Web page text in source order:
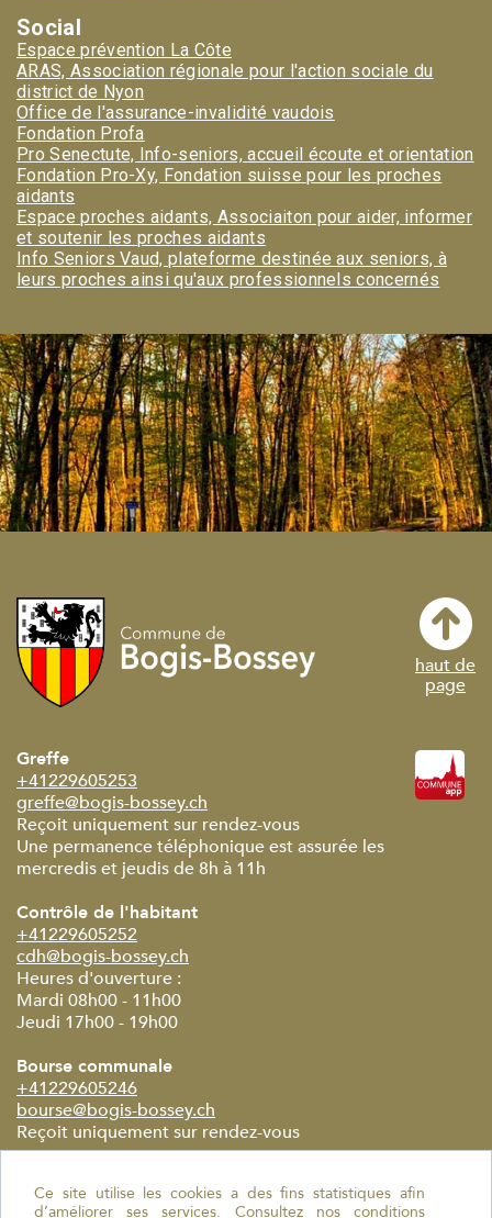
Social
Espace prévention La Côte
ARAS, Association régionale pour l'action sociale du
district de Nyon
Office de l'assurance-invalidité vaudois
Fondation Profa
Pro Senectute, Info-seniors, accueil écoute et orientation
Fondation Pro-Xy, Fondation suisse pour les proches
aidants
Espace proches aidants, Associaiton pour aider, informer
et soutenir les proches aidants
Info Seniors Vaud, plateforme destinée aux seniors, à
leurs proches ainsi qu'aux professionnels concernés
Greffe
+41229605253
greffe@bogis-bossey.ch
Reçoit uniquement sur rendez-vous
Une permanence téléphonique est assurée les
mercredis et jeudis de 8h à 11h
Contrôle de l'habitant
+41229605252
cdh@bogis-bossey.ch
Heures d'ouverture :
Mardi 08h00 - 11h00
Jeudi 17h00 - 19h00
Bourse communale
+41229605246
bourse@bogis-bossey.ch
Reçoit uniquement sur rendez-vous
Commune de Bogis-Bossey
Chemin de la Pinte 2
haut de
page
Ce site utilise les cookies a des fins statistiques afin
d’améliorer ses services. Consultez nos conditions